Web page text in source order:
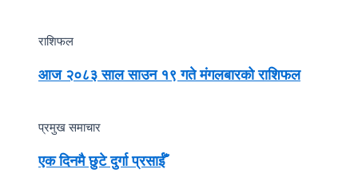
राशिफल
आज २०८३ साल साउन १९ गते मंगलबारको राशिफल
प्रमुख समाचार
एक दिनमै छुटे दुर्गा प्रसाईँ